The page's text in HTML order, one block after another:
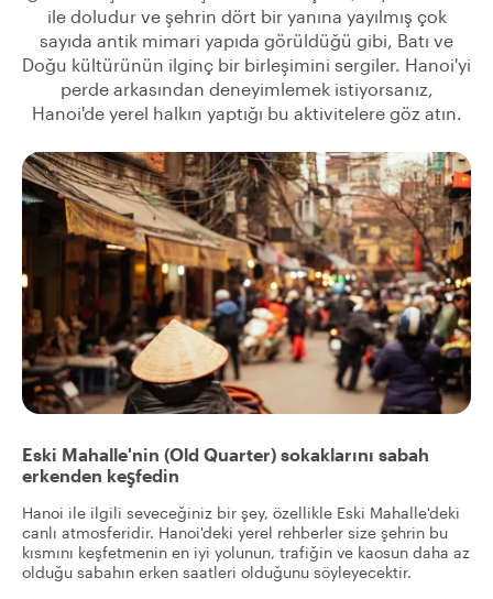
ile doludur ve şehrin dört bir yanına yayılmış çok
sayıda antik mimari yapıda görüldüğü gibi, Batı ve
Doğu kültürünün ilginç bir birleşimini sergiler. Hanoi'yi
perde arkasından deneyimlemek istiyorsanız,
Hanoi'de yerel halkın yaptığı bu aktivitelere göz atın.
Eski Mahalle'nin (Old Quarter) sokaklarını sabah
erkenden keşfedin
Hanoi ile ilgili seveceğiniz bir şey, özellikle Eski Mahalle'deki
canlı atmosferidir. Hanoi'deki yerel rehberler size şehrin bu
kısmını keşfetmenin en iyi yolunun, trafiğin ve kaosun daha az
olduğu sabahın erken saatleri olduğunu söyleyecektir.